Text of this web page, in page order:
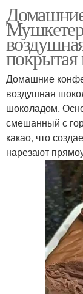
Домашние
воздушная
шоколадом.
смешанный с
какао, что
нарезают